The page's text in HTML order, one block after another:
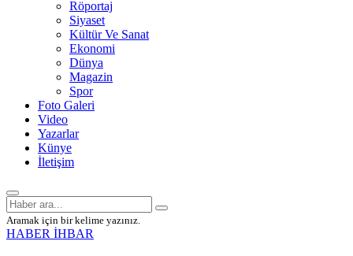
Röportaj
Siyaset
Kültür Ve Sanat
Ekonomi
Dünya
Magazin
Spor
Foto Galeri
Video
Yazarlar
Künye
İletişim
Aramak için bir kelime yazınız.
HABER İHBAR